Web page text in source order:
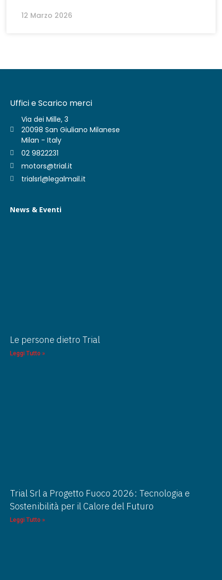
12 Marzo 2026
Uffici e Scarico merci
Via dei Mille, 3
20098 San Giuliano Milanese
Milan - Italy
02 9822231
motors@trial.it
trialsrl@legalmail.it
News & Eventi
Le persone dietro Trial
Leggi Tutto »
Trial Srl a Progetto Fuoco 2026: Tecnologia e
Sostenibilità per il Calore del Futuro
Leggi Tutto »